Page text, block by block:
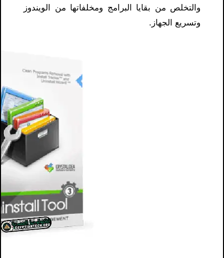
والتخلص من بقايا البرامج ومخلفاتها من الويندوز
وتسريع الجهاز.